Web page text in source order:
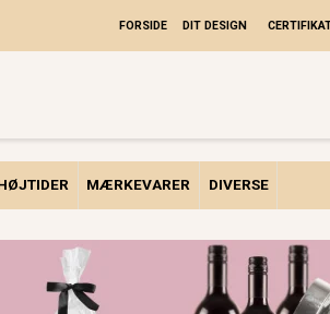
FORSIDE DIT DESIGN
MÆRKEVARER DIVERSE